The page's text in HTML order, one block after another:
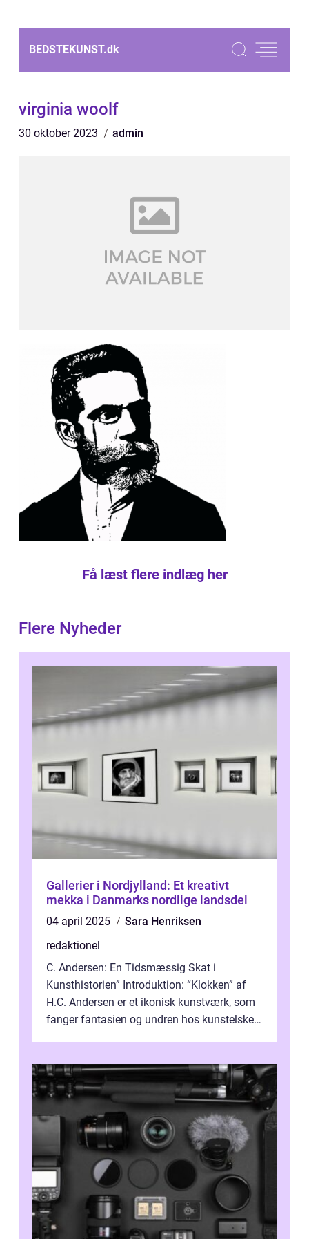
BEDSTEKUNST.dk
virginia woolf
30 oktober 2023 admin
Få læst flere indlæg her
Flere Nyheder
Gallerier i Nordjylland: Et kreativt
mekka i Danmarks nordlige landsdel
04 april 2025
Sara Henriksen
redaktionel
C. Andersen: En Tidsmæssig Skat i
Kunsthistorien” Introduktion: “Klokken” af
H.C. Andersen er et ikonisk kunstværk, som
fanger fantasien og undren hos kunstelskere